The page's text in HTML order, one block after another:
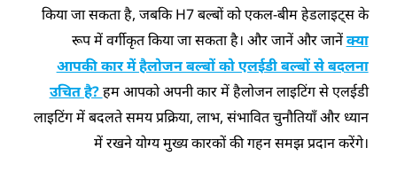
किया जा सकता है, जबकि H7 बल्बों को एकल-बीम हेडलाइट्स के
रूप में वर्गीकृत किया जा सकता है। और जानें और जानेंक्या
आपकी कार में हैलोजन बल्बों को एलईडी बल्बों से बदलना
उचित है?हम आपको अपनी कार में हैलोजन लाइटिंग से एलईडी
लाइटिंग में बदलते समय प्रक्रिया, लाभ, संभावित चुनौतियाँ और ध्यान
में रखने योग्य मुख्य कारकों की गहन समझ प्रदान करेंगे।